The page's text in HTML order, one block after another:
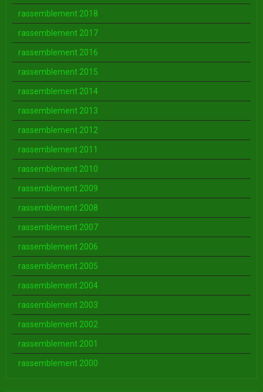
rassemblement 2018
rassemblement 2017
rassemblement 2016
rassemblement 2015
rassemblement 2014
rassemblement 2013
rassemblement 2012
rassemblement 2011
rassemblement 2010
rassemblement 2009
rassemblement 2008
rassemblement 2007
rassemblement 2006
rassemblement 2005
rassemblement 2004
rassemblement 2003
rassemblement 2002
rassemblement 2001
rassemblement 2000